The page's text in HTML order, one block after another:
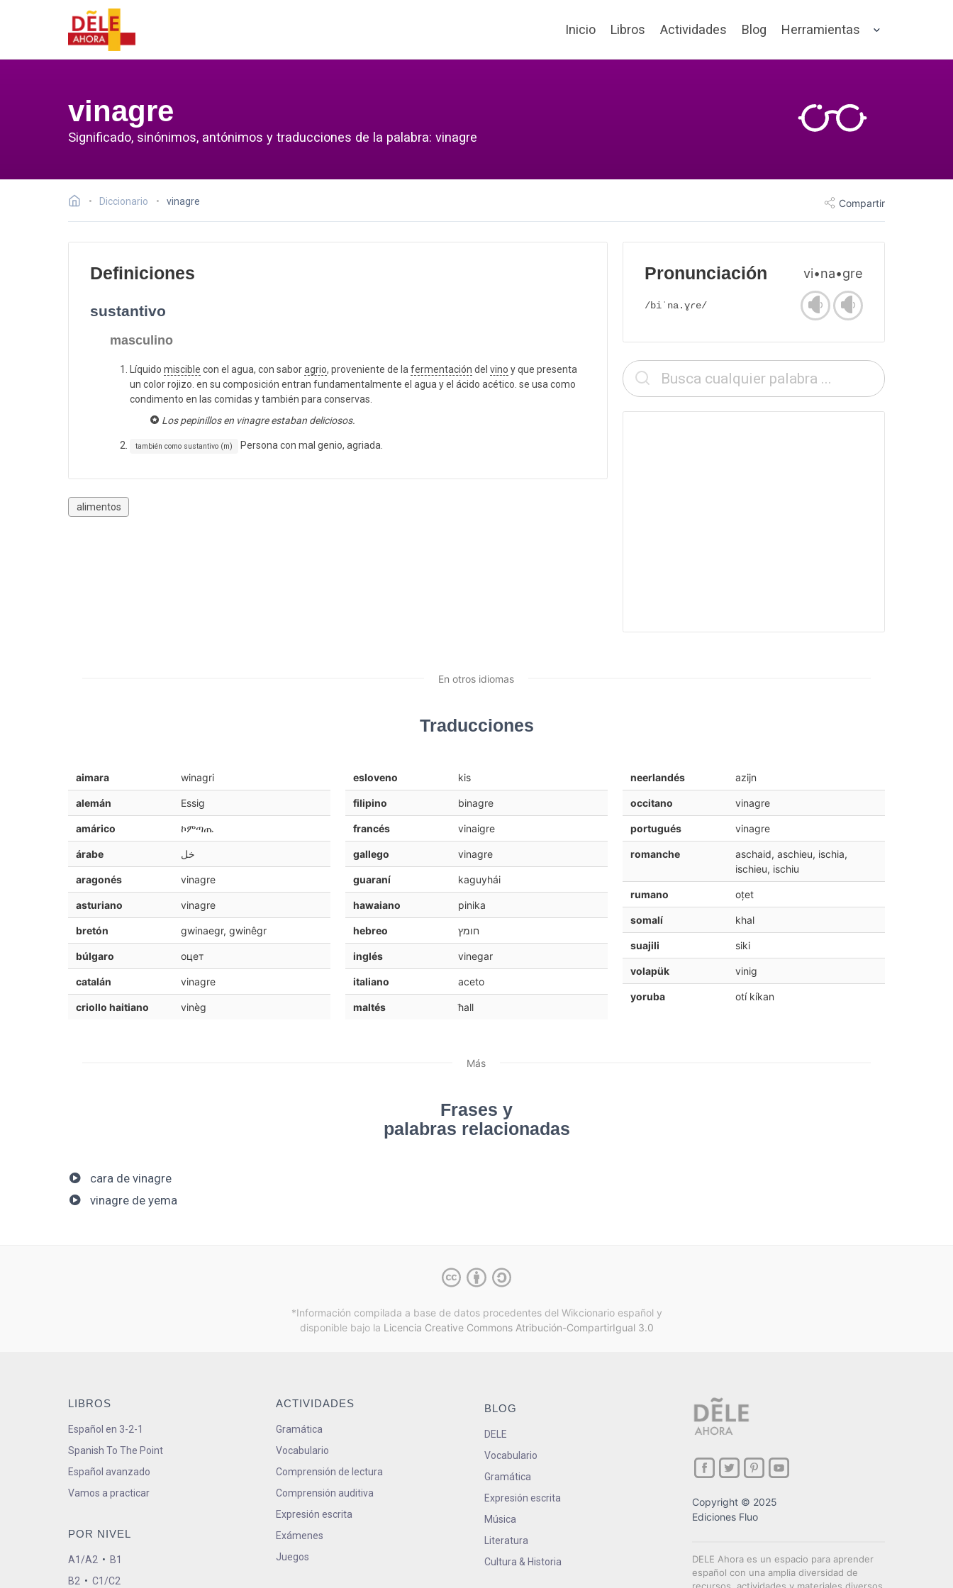
Inicio Libros Actividades Blog Herramientas
vinagre
Significado, sinónimos, antónimos y traducciones de la palabra: vinagre
Diccionario vinagre Compartir
Definiciones
sustantivo
masculino
Líquido miscible con el agua, con saboragrio, proveniente de lafermentación del vino y que presenta
un color rojizo. en su composición entran fundamentalmente el agua y el ácido acético. se usa como
condimento en las comidas y también para conservas.
Los pepinillos en vinagre estaban deliciosos.
también como sustantivo (m) Persona con mal genio, agriada.
alimentos
Pronunciación vi•na•gre
/biˈna.ɣɾe/
En otros idiomas
Traducciones
aimara winagri
alemán Essig
amárico ኮምጣጤ
árabe
aragonés vinagre
asturiano vinagre
bretón gwinaegr, gwinêgr
búlgaro оцет
catalán vinagre
criollo haitiano vinèg
esloveno kis
filipino binagre
francés vinaigre
gallego vinagre
guaraní kaguyhái
hawaiano pinika
hebreo חומץ
inglés vinegar
italiano aceto
maltés ħall
neerlandés azijn
occitano vinagre
portugués vinagre
romanche
aschaid, aschieu, ischia,
ischieu, ischiu
rumano oțet
somalí khal
suajili siki
volapük vinig
yoruba otí kíkan
Más
Frases y
palabras relacionadas
cara de vinagre
vinagre de yema
*Información compilada a base de datos procedentes del Wikcionario español y
disponible bajo la Licencia Creative Commons Atribución-CompartirIgual 3.0
LIBROS
Español en 3-2-1
Spanish To The Point
Español avanzado
Vamos a practicar
POR NIVEL
A1/A2 • B1
B2 • C1/C2
ACTIVIDADES
Gramática
Vocabulario
Comprensión de lectura
Comprensión auditiva
Expresión escrita
Exámenes
Juegos
BLOG
DELE
Vocabulario
Gramática
Expresión escrita
Música
Literatura
Cultura & Historia
Copyright © 2025
Ediciones Fluo
DELE Ahora es un espacio para aprender
español con una amplia diversidad de